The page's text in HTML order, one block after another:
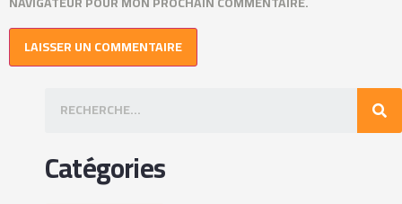
Catégories